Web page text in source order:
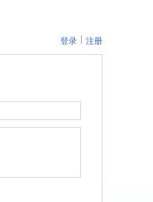
登录 注册